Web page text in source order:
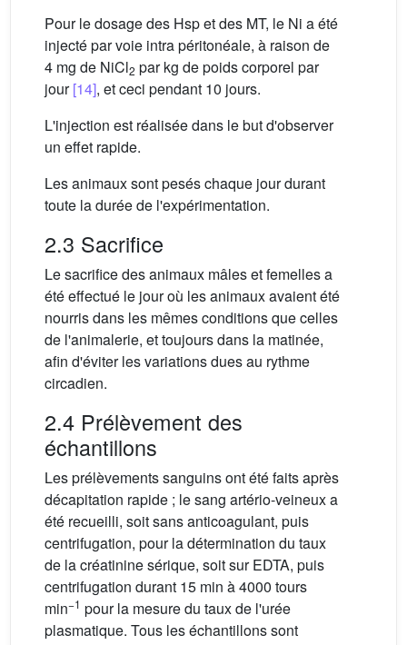
Pour le dosage des Hsp et des MT, le Ni a été
injecté par voie intra péritonéale, à raison de
4 mg de NiCl2 par kg de poids corporel par
jour[14], et ceci pendant 10 jours.
L'injection est réalisée dans le but d'observer
un effet rapide.
Les animaux sont pesés chaque jour durant
toute la durée de l'expérimentation.
2.3 Sacrifice
Le sacrifice des animaux mâles et femelles a
été effectué le jour où les animaux avaient été
nourris dans les mêmes conditions que celles
de l'animalerie, et toujours dans la matinée,
afin d'éviter les variations dues au rythme
circadien.
2.4 Prélèvement des
échantillons
Les prélèvements sanguins ont été faits après
décapitation rapide ; le sang artério-veineux a
été recueilli, soit sans anticoagulant, puis
centrifugation, pour la détermination du taux
de la créatinine sérique, soit sur EDTA, puis
centrifugation durant 15 min à 4000 tours
min−1 pour la mesure du taux de l'urée
plasmatique. Tous les échantillons sont